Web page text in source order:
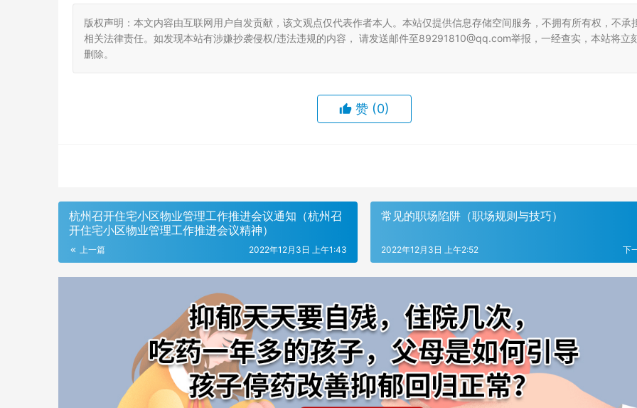
版权声明：本文内容由互联网用户自发贡献，该文观点仅代表作者本人。本站仅提供信息存储空间服务，不拥有所有权，不承
相关法律责任。如发现本站有涉嫌抄袭侵权/违法违规的内容， 请发送邮件至89291810@qq.com举报，一经查实，本站将立
删除。
赞 (0)
杭州召开住宅小区物业管理工作推进会议通知（杭州召
开住宅小区物业管理工作推进会议精神）
上一篇 2022年12月3日 上午1:43
常见的职场陷阱（职场规则与技巧）
下
2022年12月3日 上午2:52